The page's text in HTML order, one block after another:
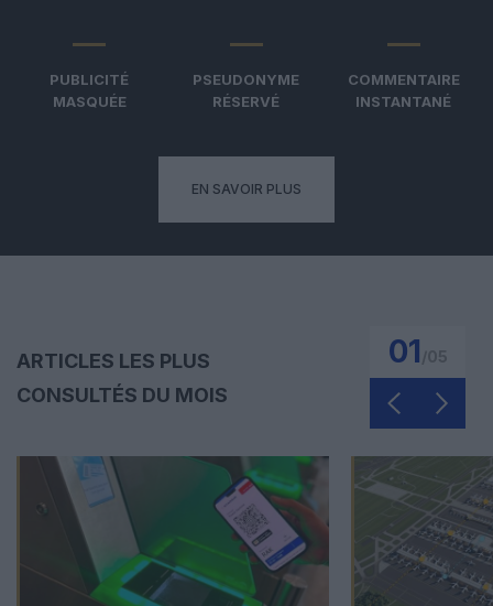
PUBLICITÉ
MASQUÉE
PSEUDONYME
RÉSERVÉ
COMMENTAIRE
INSTANTANÉ
EN SAVOIR PLUS
ARTICLES LES PLUS
CONSULTÉS DU MOIS
01